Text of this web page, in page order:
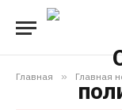
Главная » Главная